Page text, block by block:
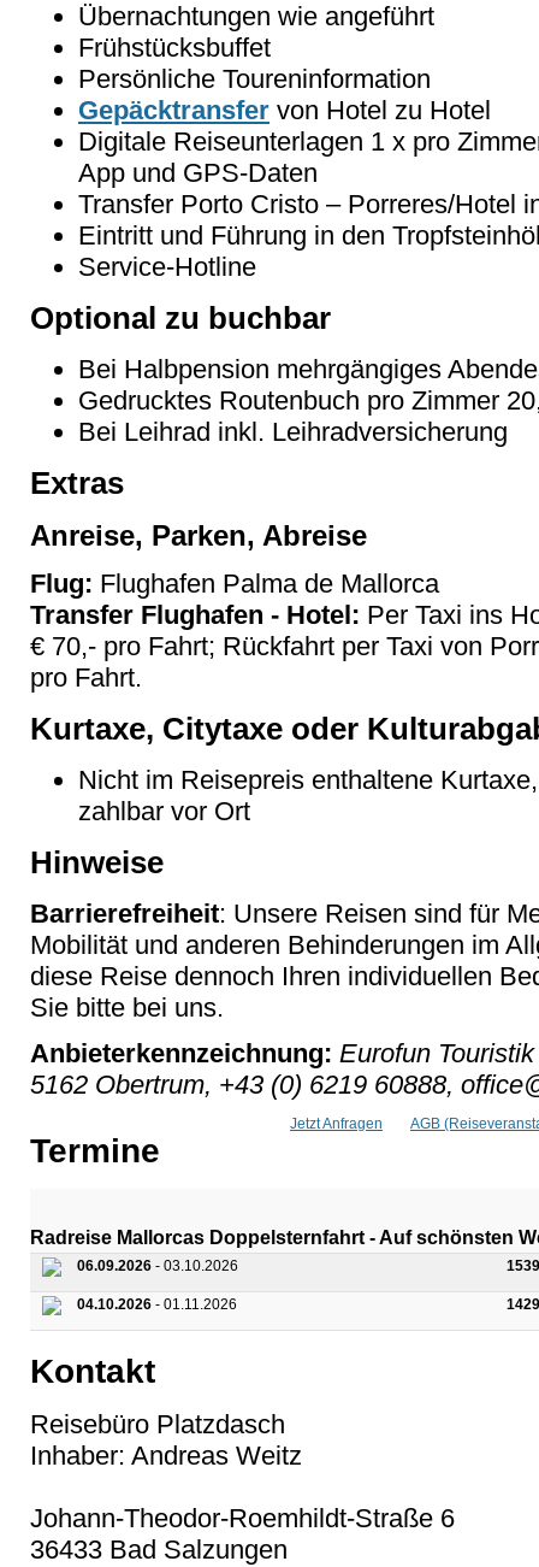
Übernachtungen wie angeführt
Frühstücksbuffet
Persönliche Toureninformation
Gepäcktransfer von Hotel zu Hotel
Digitale Reiseunterlagen 1 x pro
App und GPS-Daten
Transfer Porto Cristo – Porreres/Hotel
Eintritt und Führung in den
Service-Hotline
Optional zu buchbar
Bei Halbpension mehrgängiges
Gedrucktes Routenbuch pro Zimmer
Bei Leihrad inkl. Leihradversicherung
Extras
Anreise, Parken, Abreise
Flug: Flughafen Palma de Mallorca
Transfer Flughafen - Hotel: Per Taxi ins
€ 70,- pro Fahrt; Rückfahrt per Taxi von
pro Fahrt.
Kurtaxe, Citytaxe oder
Nicht im Reisepreis enthaltene
zahlbar vor Ort
Hinweise
Barrierefreiheit: Unsere Reisen sind für
Mobilität und anderen Behinderungen im
diese Reise dennoch Ihren individuellen
Sie bitte bei uns.
Anbieterkennzeichnung: Eurofun
5162 Obertrum, +43 (0) 6219 60888,
Jetzt Anfragen AGB
Termine
Radreise Mallorcas Doppelsternfahrt - Auf schönsten
06.09.2026 - 03.10.2026
04.10.2026 - 01.11.2026
Kontakt
Reisebüro Platzdasch
Inhaber: Andreas Weitz
Johann-Theodor-Roemhildt-Straße 6
36433 Bad Salzungen